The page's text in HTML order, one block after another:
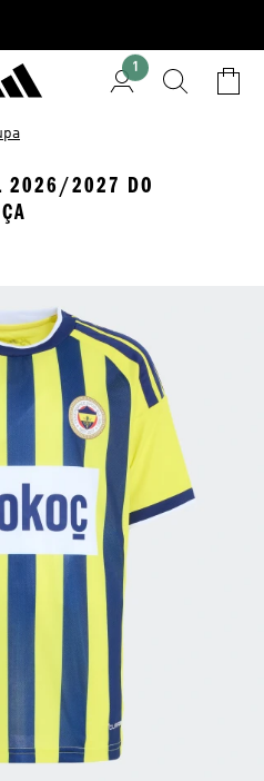
1
2026/2027 DO